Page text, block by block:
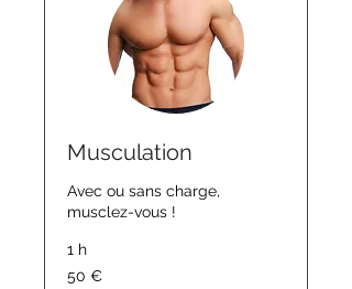
Musculation
Avec ou sans charge,
musclez-vous !
1 h
euros
50 €